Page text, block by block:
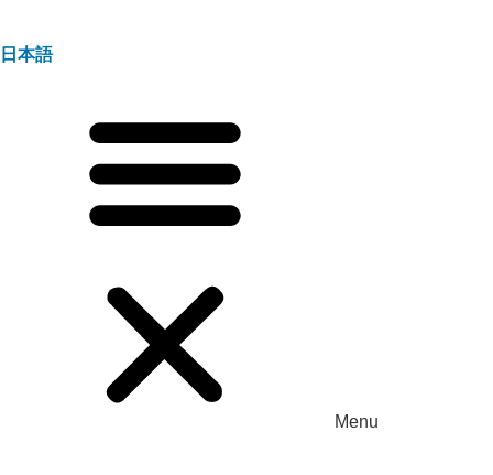
日本語
Menu